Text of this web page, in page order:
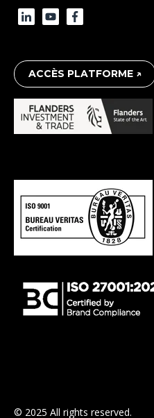
ACCÈS PLATFORME ↗
© 2025 All rights reserved.